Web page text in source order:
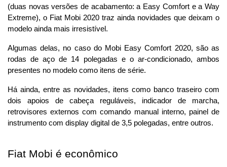
(duas novas versões de acabamento: a Easy Comfort e a Way
Extreme), o Fiat Mobi 2020 traz ainda novidades que deixam o
modelo ainda mais irresistível.
Algumas delas, no caso do Mobi Easy Comfort 2020, são as
rodas de aço de 14 polegadas e o ar-condicionado, ambos
presentes no modelo como itens de série.
Há ainda, entre as novidades, itens como banco traseiro com
dois apoios de cabeça reguláveis, indicador de marcha,
retrovisores externos com comando manual interno, painel de
instrumento com display digital de 3,5 polegadas, entre outros.
Fiat Mobi é econômico